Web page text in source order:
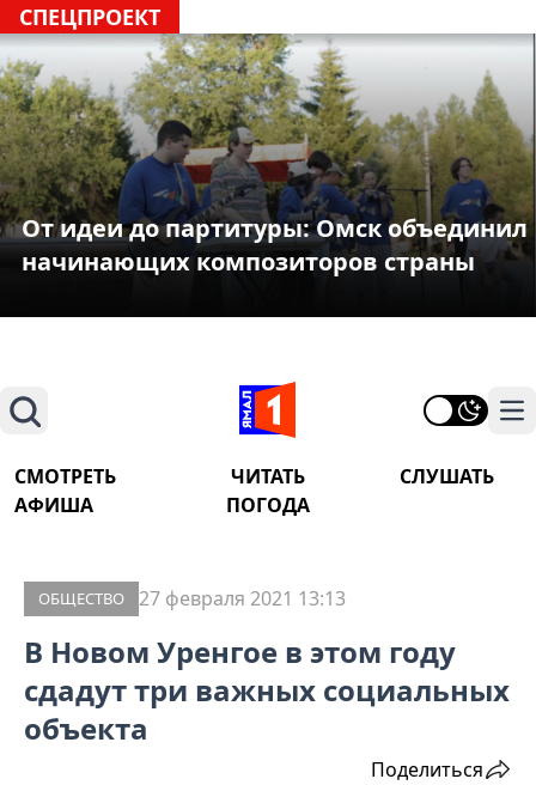
СПЕЦПРОЕКТ
От идеи до партитуры: Омск объединил
начинающих композиторов страны
Поиск
СМОТРЕТЬ ЧИТАТЬ
СЛУШАТЬ
АФИША
ПОГОДА
ОБЩЕСТВО 27 февраля 2021 13:13
В Новом Уренгое в этом году
сдадут три важных социальных
объекта
Поделиться